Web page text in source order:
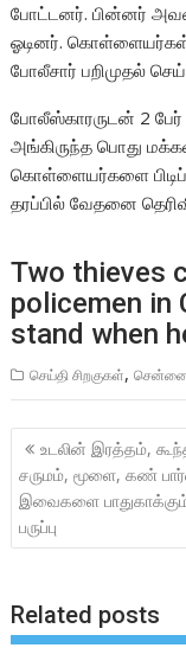
போட்டனர். பின்னர்
ஓடினர்.
போலீசார் பறிமுதல்
போலீஸ்காரருடன் 2
அங்கிருந்த பொது
கொள்ளையர்களை
தரப்பில் வேதனை
Two thieves
policemen in
stand when
செய்தி சிறகுகள்,சென்னை
Post
navigation
உடலின் இரத்தம்,
சருமம், மூளை, கண்
இவைகளை
பருப்பு
Related posts